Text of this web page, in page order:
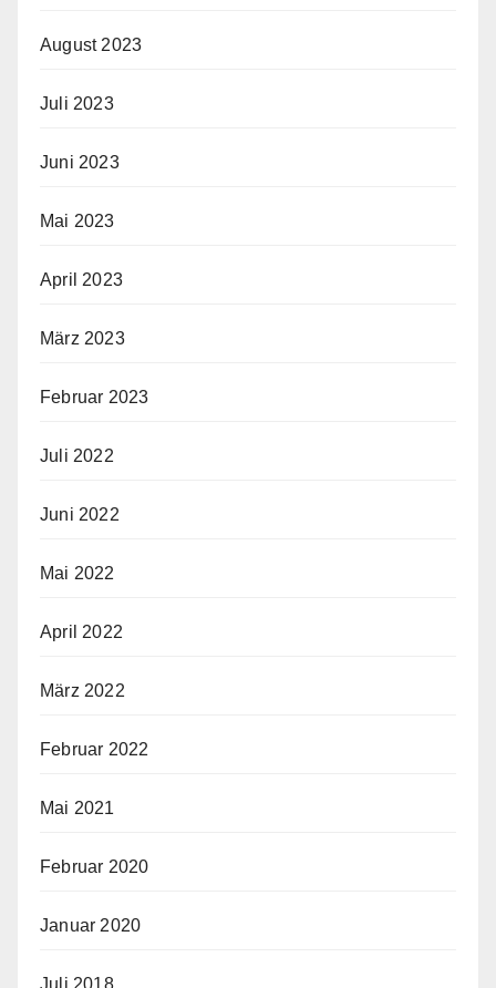
August 2023
Juli 2023
Juni 2023
Mai 2023
April 2023
März 2023
Februar 2023
Juli 2022
Juni 2022
Mai 2022
April 2022
März 2022
Februar 2022
Mai 2021
Februar 2020
Januar 2020
Juli 2018